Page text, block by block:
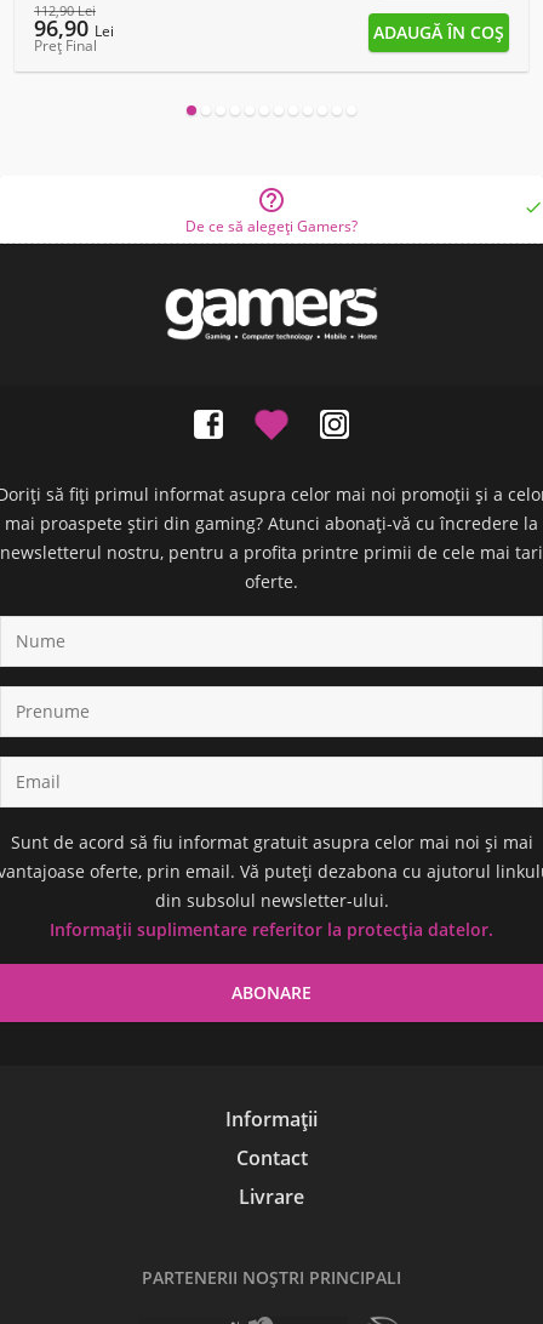
112,90Lei
96,90 Lei
Preț Final

De ce să alegeți Gamers?

să fiți primul informat asupra celor mai noi promoții și a
mai proaspete știri din gaming? Atunci abonați-vă cu încredere la
newsletterul nostru, pentru a profita printre primii de cele mai tari
oferte.
Sunt de acord să fiu informat gratuit asupra celor mai noi și mai
oferte, prin email. Vă puteți dezabona cu ajutorul
din subsolul newsletter-ului.
Informații suplimentare referitor la protecția datelor.
Informații
Contact
Livrare
PARTENERII NOŞTRI PRINCIPALI